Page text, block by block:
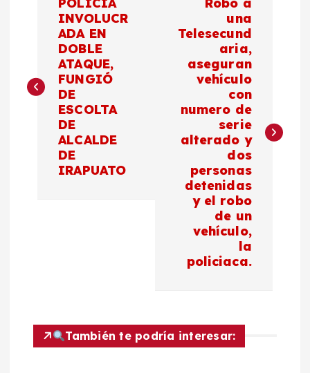
e
d
INVOLUCR
ADA EN
DOBLE
ATAQUE,
FUNGIÓ
DE
ESCOLTA
DE
ALCALDE
DE
IRAPUATO
una
Telesecund
aria,
aseguran
vehículo
con
numero de
serie
alterado y
dos
personas
detenidas
y el robo
de un
vehículo,
la
policiaca.
También te podría interesar: